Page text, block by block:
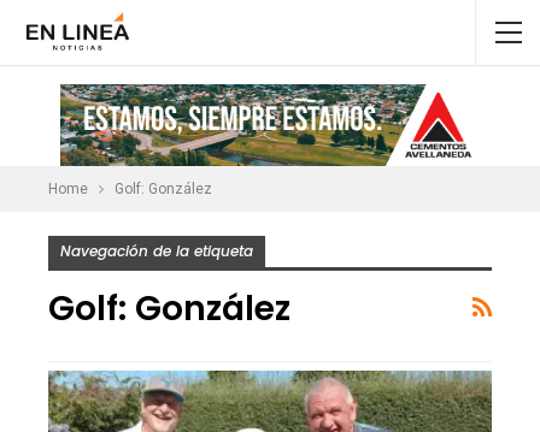
Home Golf: González
Navegación de la etiqueta
Golf: González